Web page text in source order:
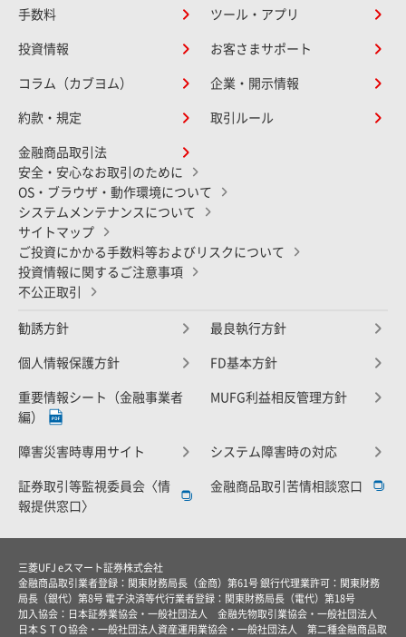
手数料 ツール・アプリ
投資情報 お客さまサポート
コラム（カブヨム） 企業・開示情報
約款・規定 取引ルール
金融商品取引法
安全・安心なお取引のために
OS・ブラウザ・動作環境について
システムメンテナンスについて
サイトマップ
ご投資にかかる手数料等およびリスクについて
投資情報に関するご注意事項
不公正取引
勧誘方針 最良執行方針
個人情報保護方針 FD基本方針
重要情報シート（金融事業者
編）
MUFG利益相反管理方針
障害災害時専用サイト システム障害時の対応
証券取引等監視委員会〈情
報提供窓口〉
金融商品取引苦情相談窓口
三菱UFJ eスマート証券株式会社
金融商品取引業者登録：関東財務局長（金商）第61号 銀行代理業許可：関東財務
局長（銀代）第8号 電子決済等代行業者登録：関東財務局長（電代）第18号
加入協会：日本証券業協会・一般社団法人 金融先物取引業協会・一般社団法人
日本ＳＴＯ協会・一般社団法人資産運用業協会・一般社団法人 第二種金融商品取